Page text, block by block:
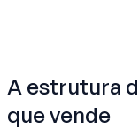
A estrutura
que vende